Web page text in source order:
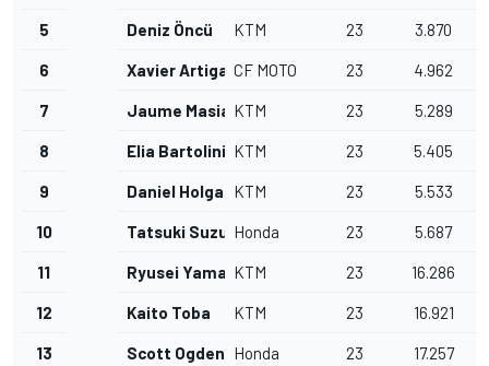
5 Deniz Öncü KTM 23 3.870
6 Xavier ArtigasCF MOTO 23 4.962
7 Jaume Masia KTM 23 5.289
8 Elia Bartolini KTM 23 5.405
9 Daniel HolgadoKTM 23 5.533
10 Tatsuki SuzukiHonda 23 5.687
11 Ryusei Yamanaka
KTM 23 16.286
12 Kaito Toba KTM 23 16.921
13 Scott Ogden Honda 23 17.257